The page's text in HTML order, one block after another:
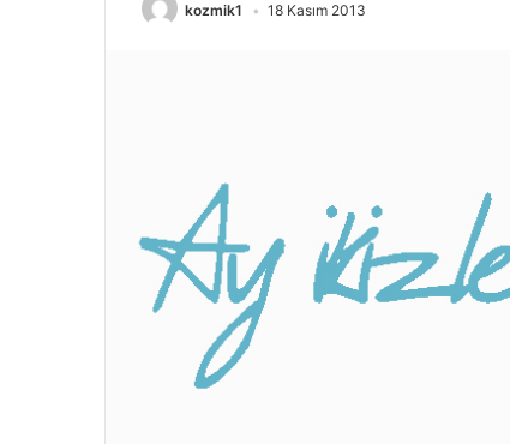
kozmik1 18 Kasım 2013